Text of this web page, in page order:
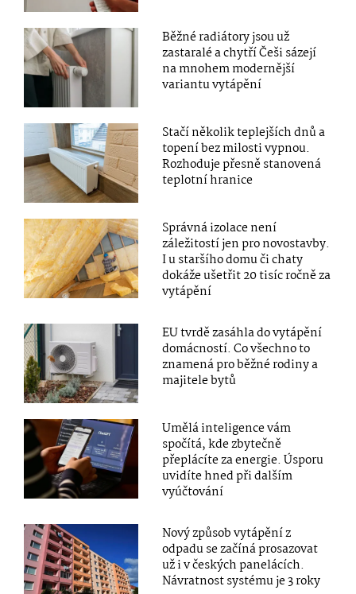
Běžné radiátory jsou už
zastaralé a chytří Češi sázejí
na mnohem modernější
variantu vytápění
Stačí několik teplejších dnů a
topení bez milosti vypnou.
Rozhoduje přesně stanovená
teplotní hranice
Správná izolace není
záležitostí jen pro novostavby.
I u staršího domu či chaty
dokáže ušetřit 20 tisíc ročně za
vytápění
EU tvrdě zasáhla do vytápění
domácností. Co všechno to
znamená pro běžné rodiny a
majitele bytů
Umělá inteligence vám
spočítá, kde zbytečně
přeplácíte za energie. Úsporu
uvidíte hned při dalším
vyúčtování
Nový způsob vytápění z
odpadu se začíná prosazovat
už i v českých panelácích.
Návratnost systému je 3 roky